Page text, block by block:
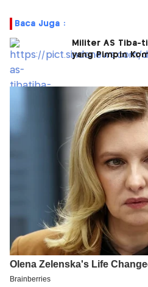
Baca Juga :
Militer AS Tiba-
yang Pimpin